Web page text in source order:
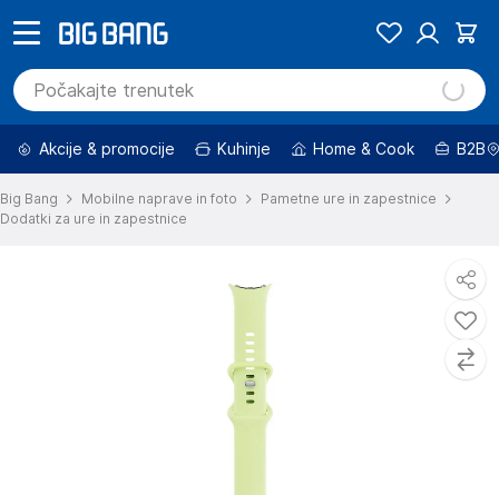
Akcije & promocije Kuhinje Home & Cook B2B
Big Bang Mobilne naprave in foto
Pametne ure in zapestnice
Dodatki za ure in zapestnice